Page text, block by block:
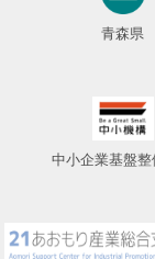
青森県
中小企業基盤整